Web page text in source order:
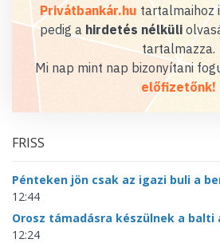
Privátbankár.hu tartalmaihoz
pedig a hirdetés nélküli
tartalmazza.
Mi nap mint nap bizonyítani
előfizetőnk!
FRISS
Pénteken jön csak az igazi buli a
12:44
Orosz támadásra készülnek a balti
12:24